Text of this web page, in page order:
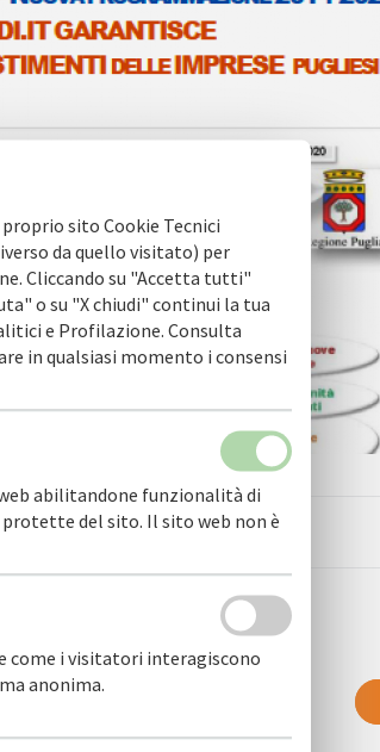
sito Cookie Tecnici
da quello visitato) per
Cliccando su "Accetta tutti"
o su "X chiudi" continui la tua
e Profilazione. Consulta
in qualsiasi momento i consensi
abilitandone funzionalità di
protette del sito. Il sito web non è
come i visitatori interagiscono
anonima.